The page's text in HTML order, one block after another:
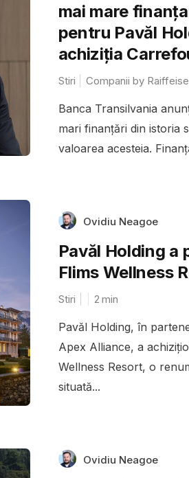
mai mare
pentru Pavăl
achiziția
Stiri Companii by
Banca Transilvania
mari finanțări din istoria
valoarea acesteia.
Ovidiu Neagoe
Pavăl Holding a
Flims Wellness
Stiri 2 min
Pavăl Holding, în
Apex Alliance, a
Wellness Resort, o
situată...
Ovidiu Neagoe